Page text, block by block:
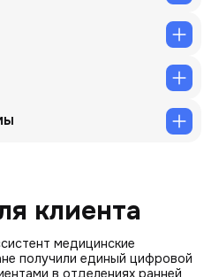
клиента
медицинские
получили единый цифровой
в отделениях ранней